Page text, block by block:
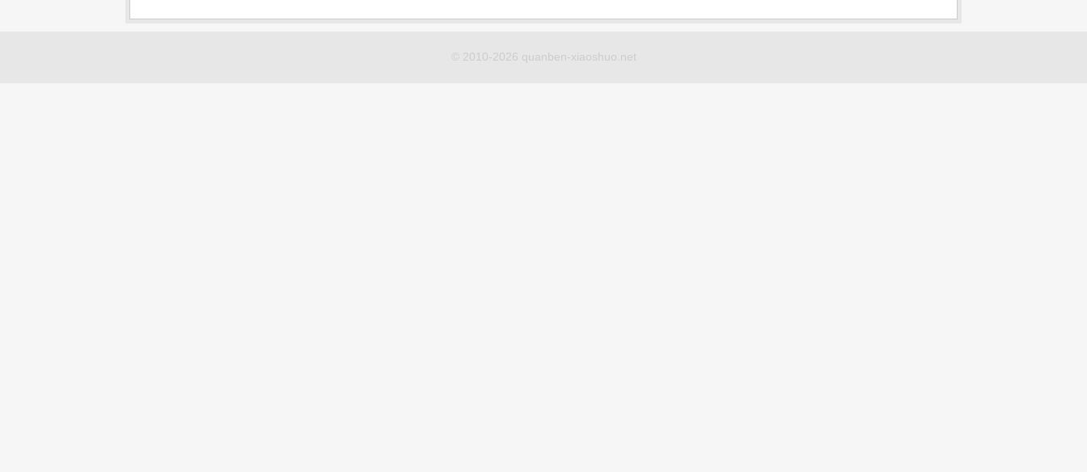
© 2010-2026 quanben-xiaoshuo.net